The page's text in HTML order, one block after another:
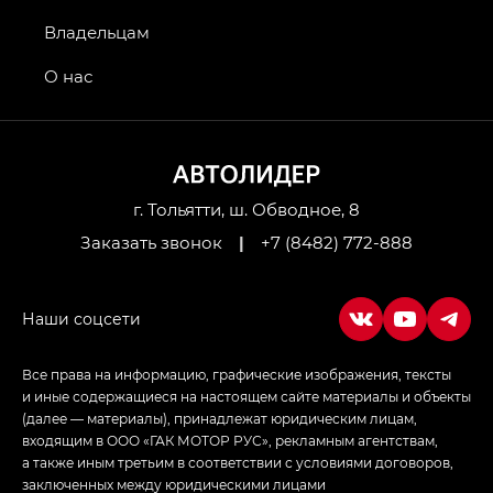
GS4 — Джи Эс 4 (GS4) в комплектациях Джи Би
привод — GB AWD, Джи Эль Полный привод —
Джи Ти — GT, Джи Икс — GX,
Джи Икс ПРЕМИУМ — GX PREMIUM, ЛАУНЖ —
Empow — Эмпау (Empow) в комплектации
г. Тольятти, ш. Обводное, 8
Заказать звонок
| +7 (8482) 772-888
Владельцам
О нас
Все права на информацию, графические изображения, тексты
и иные содержащиеся на настоящем сайте материалы и объекты
(далее — материалы), принадлежат юридическим лицам,
входящим в ООО «ГАК МОТОР РУС», рекламным агентствам,
а также иным третьим в соответствии с условиями договоров,
заключенных между юридическими лицами